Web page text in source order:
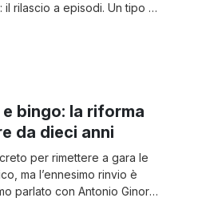
il rilascio a episodi. Un tipo di
appassionati di serie
bingo: la riforma
da dieci anni
per rimettere a gara le
ma l’ennesimo rinvio è
parlato con Antonio Ginori,
Se ne parla da più di un